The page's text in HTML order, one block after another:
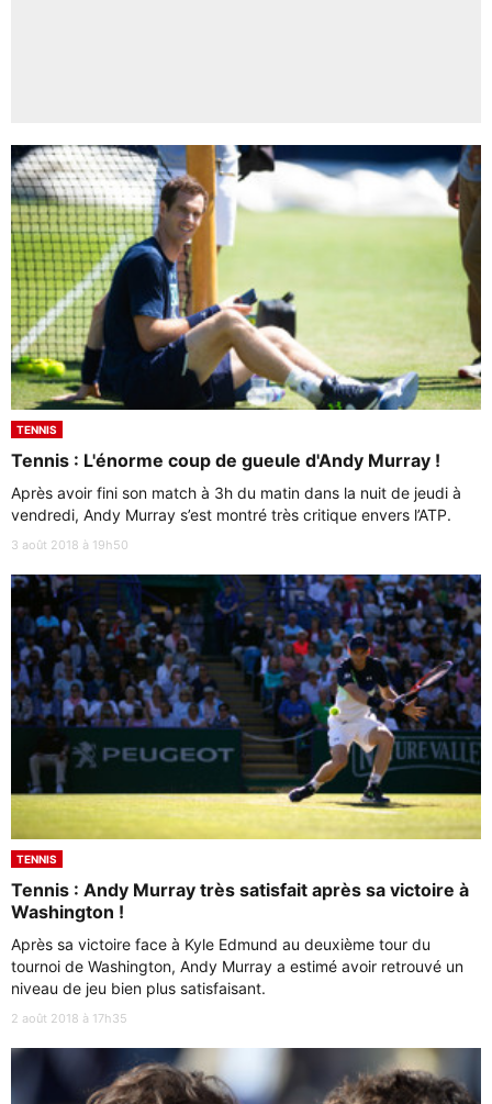
TENNIS
Tennis : L'énorme coup de gueule d'Andy Murray !
Après avoir fini son match à 3h du matin dans la nuit de jeudi à
vendredi, Andy Murray s’est montré très critique envers l’ATP.
3 août 2018 à 19h50
TENNIS
Tennis : Andy Murray très satisfait après sa victoire à
Washington !
Après sa victoire face à Kyle Edmund au deuxième tour du
tournoi de Washington, Andy Murray a estimé avoir retrouvé un
niveau de jeu bien plus satisfaisant.
2 août 2018 à 17h35